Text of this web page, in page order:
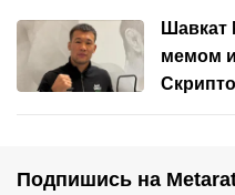
Шавкат
мемом и
Подпишись на